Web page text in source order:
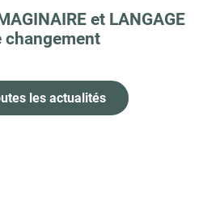
et LANGAGE
changement
les actualités